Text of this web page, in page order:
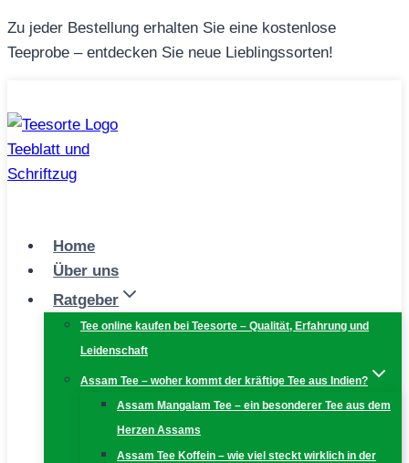
Zum
Inhalt
Zu jeder Bestellung erhalten Sie eine kostenlose
Teeprobe – entdecken Sie neue Lieblingssorten!
Home
Über uns
Ratgeber
Tee online kaufen bei Teesorte – Qualität, Erfahrung und
Leidenschaft
Assam Tee – woher kommt der kräftige Tee aus Indien?
Assam Mangalam Tee – ein besonderer Tee aus dem
Herzen Assams
Assam Tee Koffein – wie viel steckt wirklich in der